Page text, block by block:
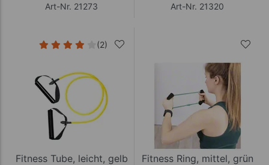
Art-Nr. 21273
Art-Nr. 21320
(2)
Fitness Tube, leicht, gelb Fitness Ring, mittel, grün